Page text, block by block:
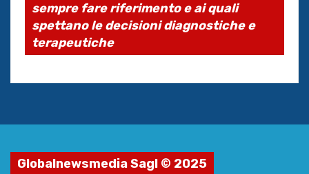
sempre fare riferimento e ai quali
spettano le decisioni diagnostiche e
terapeutiche
Globalnewsmedia Sagl © 2025